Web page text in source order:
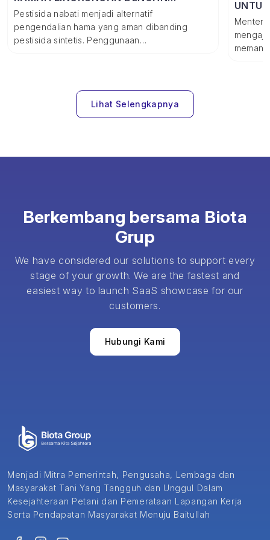
PESTISIDA NABATI
Pestisida nabati menjadi alternatif
pengendalian hama yang aman dibanding
pestisida sintetis. Penggunaan…
Menteri
Lihat Selengkapnya
Berkembang bersama Biota
Grup
We have considered our solutions to support every
stage of your growth. We are the fastest and
easiest way to launch SaaS showcase for our
customers.
Hubungi Kami
Menjadi Mitra Pemerintah, Pengusaha, Lembaga dan
Masyarakat Tani Yang Tangguh dan Unggul Dalam
Kesejahteraan Petani dan Pemerataan Lapangan Kerja
Serta Pendapatan Masyarakat Menuju Baitullah